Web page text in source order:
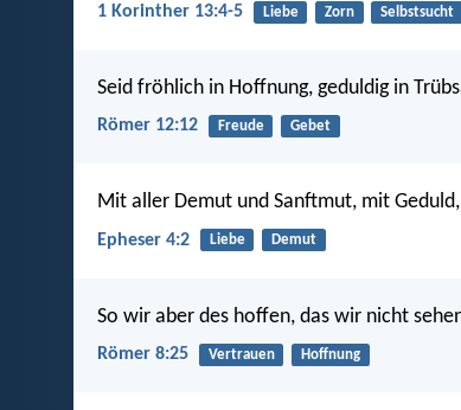
1 Korinther 13:4-5 Liebe Zorn Selbstsucht
Seid fröhlich in Hoffnung, geduldig in
Römer 12:12 Freude Gebet
Mit aller Demut und Sanftmut, mit
Epheser 4:2 Liebe Demut
So wir aber des hoffen, das wir nicht
Römer 8:25 Vertrauen Hoffnung